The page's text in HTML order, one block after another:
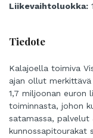
Liikevaihtoluokka:
Tiedote
Kalajoella toimiva
ajan ollut
1,7 miljoonan euron
toiminnasta, johon
satamassa, palvelut
kunnossapitourakat